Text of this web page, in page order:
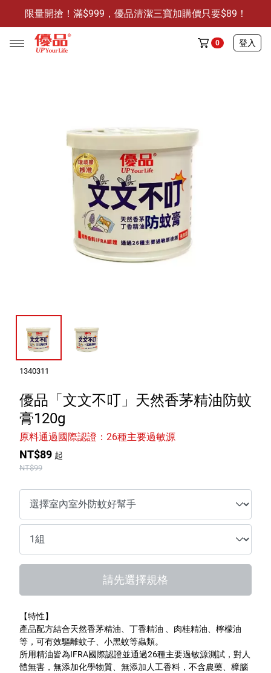
限量開搶！滿$999，優品清潔三寶加購價只要$89！
防霉清潔好幫手-任3件贈保濕抗菌洗手乳
限量開搶！滿$999，優品清潔三寶加購價只要$89！
0 登入
🔥任選1件折9元-新老客戶感恩回饋
防霉清潔好幫手(任3件，贈抗菌保濕洗手乳)
清潔大掃除專區
精油香氛專區
強效誘引捕黏板
優品x柴語錄
團購專區
關於優品
會員權益
Line
Youtube
1340311
優品「文文不叮」天然香茅精油防蚊
膏120g
原料通過國際認證：26種主要過敏源
NT$89 起
NT$99
請先選擇規格
【特性】
產品配方結合天然香茅精油、丁香精油 、肉桂精油、檸檬油
等，可有效驅離蚊子、小黑蚊等蟲類。
所用精油皆為IFRA國際認證並通過26種主要過敏源測試，對人
體無害，無添加化學物質、無添加人工香料，不含農藥、樟腦